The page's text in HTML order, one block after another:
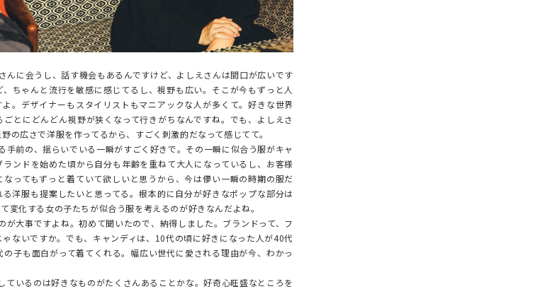
んに会うし、話す機会もあるんですけど、よしえさんは間口が広いです
ちゃんと流行を敏感に感じてるし、視野も広い。そこが今もずっと人
。デザイナーもスタイリストもマニアックな人が多くて。好きな世界
とにどんどん視野が狭くなって行きがちなんですね。でも、よしえさ
の広さで洋服を作ってるから、すごく刺激的だなって感じてて。
前の、揺らいでいる一瞬がすごく好きで。その一瞬に似合う服がキャ
ンドを始めた頃から自分も年齢を重ねて大人になっているし、お客様
ってもずっと着ていて欲しいと思うから、今は儚い一瞬の時期の服だ
洋服も提案したいと思ってる。根本的に自分が好きなポップな部分は
変化する女の子たちが似合う服を考えるのが好きなんだよね。
大事ですよね。初めて聞いたので、納得しました。ブランドって、フ
ないですか。でも、キャンディは、10代の頃に好きになった人が40代
子も面白がって着てくれる。幅広い世代に愛される理由が今、わかっ
いるのは好きなものがたくさんあることかな。好奇心旺盛なところを